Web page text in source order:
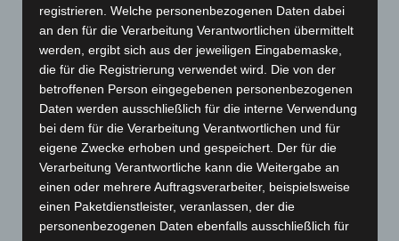
August 2026(12)
Juli 2026(73)
Juni 2026(139)
Mai 2026(99)
April 2026(99)
März 2026
Februar 2026(109)
Januar 2026(122)
registrieren. Welche personenbezogenen Daten dabei
an den für die Verarbeitung Verantwortlichen übermittelt
werden, ergibt sich aus der jeweiligen Eingabemaske,
die für die Registrierung verwendet wird. Die von der
betroffenen Person eingegebenen personenbezogenen
Daten werden ausschließlich für die interne Verwendung
bei dem für die Verarbeitung Verantwortlichen und für
eigene Zwecke erhoben und gespeichert. Der für die
Verarbeitung Verantwortliche kann die Weitergabe an
einen oder mehrere Auftragsverarbeiter, beispielsweise
einen Paketdienstleister, veranlassen, der die
personenbezogenen Daten ebenfalls ausschließlich für